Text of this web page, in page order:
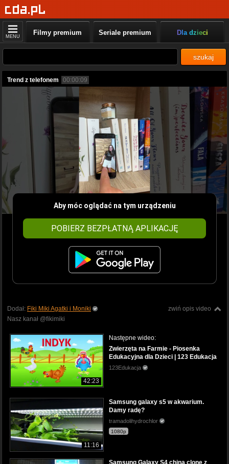
MENU Filmy premium Seriale premium Dla dzieci
szukaj
Trend z telefonem 00:00:09
Aby móc oglądać na tym urządzeniu
POBIERZ BEZPŁATNĄ APLIKACJĘ
zwiń opis video
Dodał: Fiki Miki Agatki i Moniki
Nasz kanał @fikimiki
42:23
Następne wideo:
Zwierzęta na Farmie - Piosenka
Edukacyjna dla Dzieci | 123 Edukacja
123Edukacja
11:16
Samsung galaxy s5 w akwarium.
Damy radę?
tramadolihydrochlor
1080p
Samsung Galaxy S4 china clone z